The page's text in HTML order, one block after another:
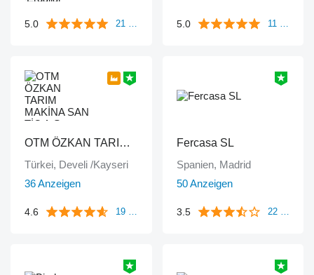
5.0 21 Bewertungen 5.0 11 Bewertungen
OTM ÖZKAN TARIM MAKİNA SAN TİC A.Ş
Türkei, Develi /Kayseri
36 Anzeigen
4.6 19 Bewertungen
Fercasa SL
Spanien, Madrid
50 Anzeigen
3.5 22 Bewertungen